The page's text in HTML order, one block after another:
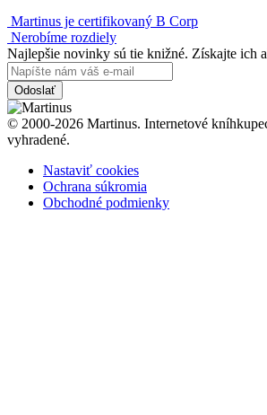
Martinus je certifikovaný B Corp
Nerobíme rozdiely
Najlepšie novinky sú tie knižné. Získajte ich
Odoslať
© 2000-2026 Martinus. Internetové
vyhradené.
Nastaviť cookies
Ochrana súkromia
Obchodné podmienky